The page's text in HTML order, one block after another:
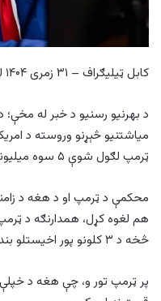
کابل ټیلیګراف – ۳۱ زمری ۱۴۰۴ لمریزی کال
میاشتنیو څېړنو وروسته د
ټرمپ لګول شوې ۵ سوه میلیونه ډالر جریمه لغوه کړه.
هم لغوه کړل، همدارنګه د
څخه د ۳ کلونو پور اخیستلو بندیز هم وځنډول شو.
پر ټرمپ تور و، چې هغه د خپلې